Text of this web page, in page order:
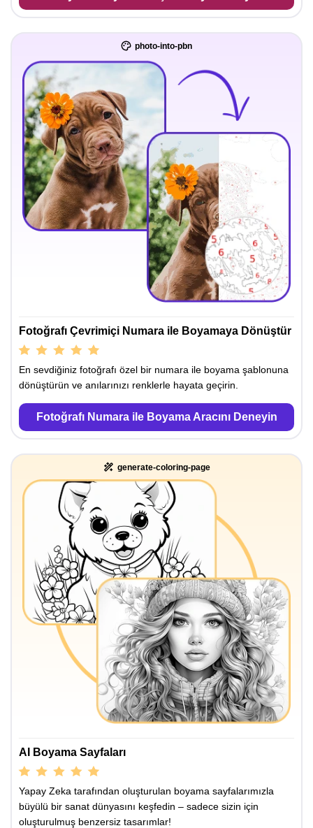
photo-into-pbn
Fotoğrafı Çevrimiçi Numara ile Boyamaya Dönüştür
En sevdiğiniz fotoğrafı özel bir numara ile boyama şablonuna
dönüştürün ve anılarınızı renklerle hayata geçirin.
Fotoğrafı Numara ile Boyama Aracını Deneyin
generate-coloring-page
AI Boyama Sayfaları
Yapay Zeka tarafından oluşturulan boyama sayfalarımızla
büyülü bir sanat dünyasını keşfedin – sadece sizin için
oluşturulmuş benzersiz tasarımlar!